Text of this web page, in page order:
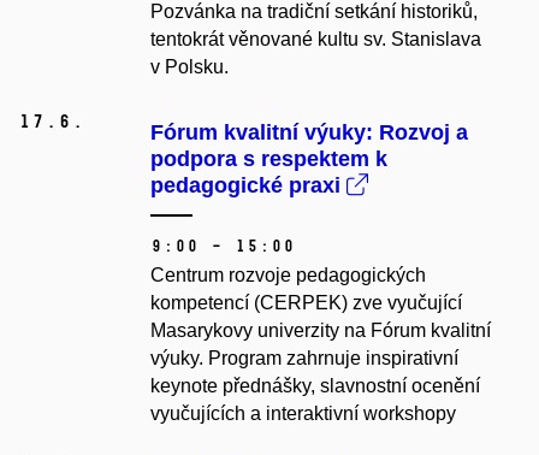
Pozvánka na tradiční setkání historiků,
tentokrát věnované kultu sv. Stanislava
v Polsku.
17. 6.
Fórum kvalitní výuky: Rozvoj a
podpora s respektem k
pedagogické praxi
9:00 – 15:00
Centrum rozvoje pedagogických
kompetencí (CERPEK) zve vyučující
Masarykovy univerzity na Fórum kvalitní
výuky. Program zahrnuje inspirativní
keynote přednášky, slavnostní ocenění
vyučujících a interaktivní workshopy